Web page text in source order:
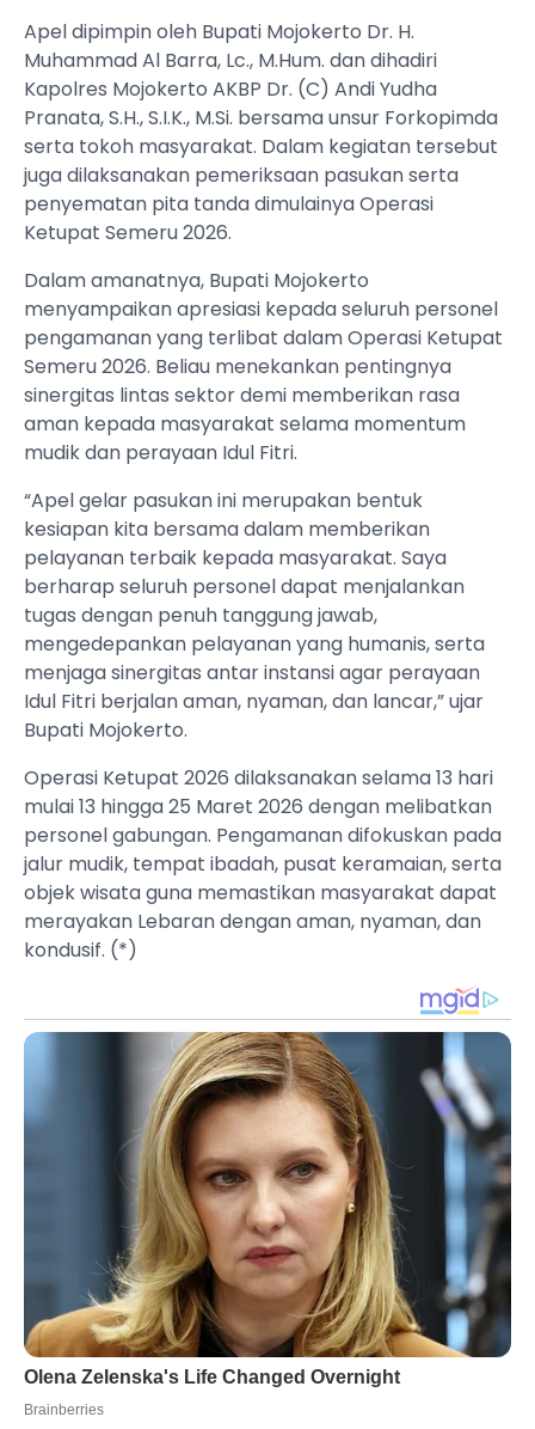
Apel dipimpin oleh Bupati Mojokerto Dr. H.
Muhammad Al Barra, Lc., M.Hum. dan dihadiri
Kapolres Mojokerto AKBP Dr. (C) Andi Yudha
Pranata, S.H., S.I.K., M.Si. bersama unsur Forkopimda
serta tokoh masyarakat. Dalam kegiatan tersebut
juga dilaksanakan pemeriksaan pasukan serta
penyematan pita tanda dimulainya Operasi
Ketupat Semeru 2026.
Dalam amanatnya, Bupati Mojokerto
menyampaikan apresiasi kepada seluruh personel
pengamanan yang terlibat dalam Operasi Ketupat
Semeru 2026. Beliau menekankan pentingnya
sinergitas lintas sektor demi memberikan rasa
aman kepada masyarakat selama momentum
mudik dan perayaan Idul Fitri.
“Apel gelar pasukan ini merupakan bentuk
kesiapan kita bersama dalam memberikan
pelayanan terbaik kepada masyarakat. Saya
berharap seluruh personel dapat menjalankan
tugas dengan penuh tanggung jawab,
mengedepankan pelayanan yang humanis, serta
menjaga sinergitas antar instansi agar perayaan
Idul Fitri berjalan aman, nyaman, dan lancar,” ujar
Bupati Mojokerto.
Operasi Ketupat 2026 dilaksanakan selama 13 hari
mulai 13 hingga 25 Maret 2026 dengan melibatkan
personel gabungan. Pengamanan difokuskan pada
jalur mudik, tempat ibadah, pusat keramaian, serta
objek wisata guna memastikan masyarakat dapat
merayakan Lebaran dengan aman, nyaman, dan
kondusif. (*)